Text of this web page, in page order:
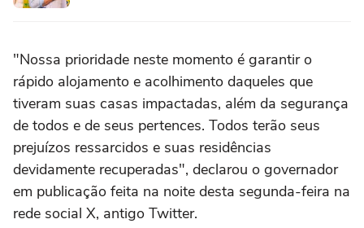
"Nossa prioridade neste momento é garantir o
rápido alojamento e acolhimento daqueles que
tiveram suas casas impactadas, além da segurança
de todos e de seus pertences. Todos terão seus
prejuízos ressarcidos e suas residências
devidamente recuperadas", declarou o governador
em publicação feita na noite desta segunda-feira na
rede social X, antigo Twitter.